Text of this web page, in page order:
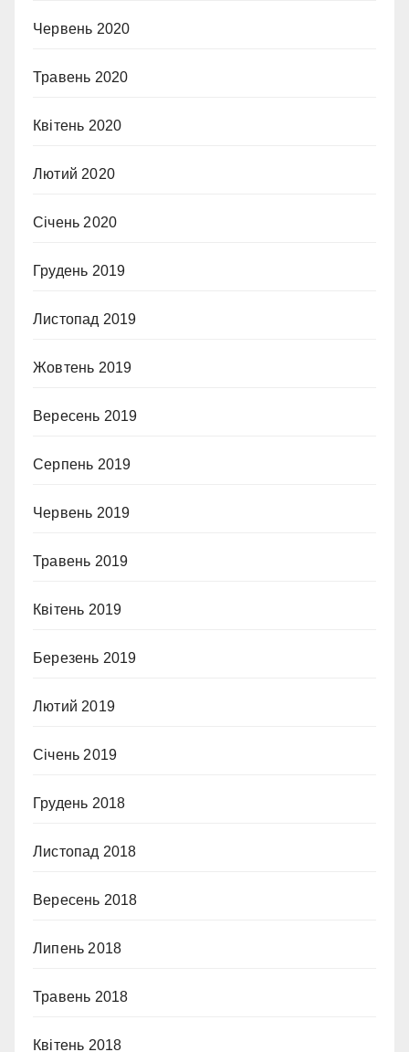
Червень 2020
Травень 2020
Квітень 2020
Лютий 2020
Січень 2020
Грудень 2019
Листопад 2019
Жовтень 2019
Вересень 2019
Серпень 2019
Червень 2019
Травень 2019
Квітень 2019
Березень 2019
Лютий 2019
Січень 2019
Грудень 2018
Листопад 2018
Вересень 2018
Липень 2018
Травень 2018
Квітень 2018